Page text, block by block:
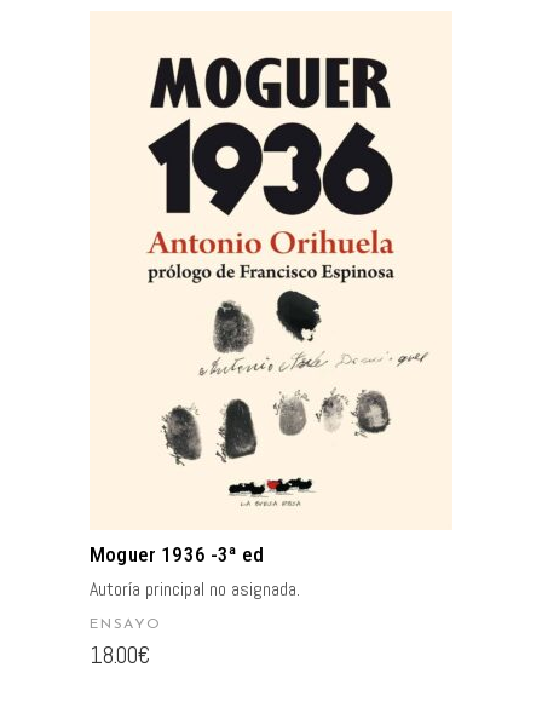
AÑADIR AL CARRITO
Moguer 1936 -3ª ed
Autoría principal no asignada.
ENSAYO
18.00€